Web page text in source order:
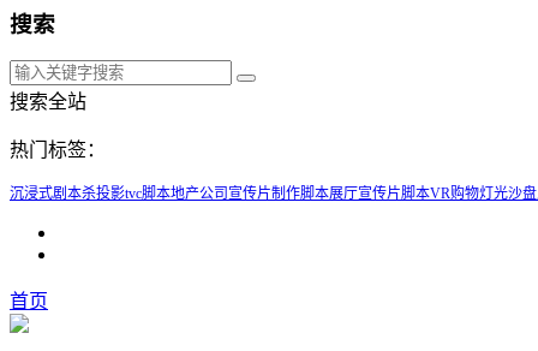
搜索
搜索全站
热门标签：
沉浸式剧本杀投影tvc脚本地产公司宣传片制作脚本展厅宣传片脚本VR购物灯光沙盘
首页